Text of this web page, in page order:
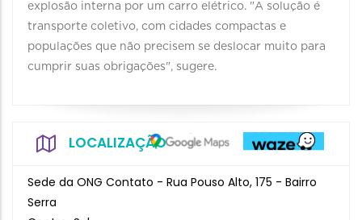
explosão interna por um carro elétrico. "A solução é
transporte coletivo, com cidades compactas e
populações que não precisem se deslocar muito para
cumprir suas obrigações", sugere.
LOCALIZAÇÃO
Sede da ONG Contato - Rua Pouso Alto, 175 - Bairro
Serra